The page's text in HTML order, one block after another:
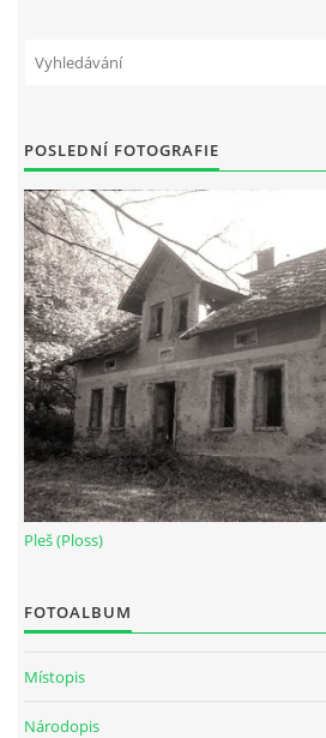
POSLEDNÍ FOTOGRAFIE
Pleš (Ploss)
FOTOALBUM
Místopis
Národopis